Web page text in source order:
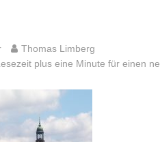
Thomas Limberg
plus eine Minute für einen